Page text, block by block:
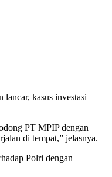
kasus investasi
PT MPIP dengan
di tempat,” jelasnya.
Polri dengan